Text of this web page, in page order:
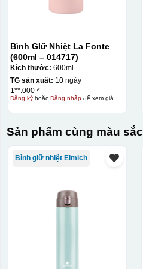
Hộp diêm định hình quai xách
Bình GIữ Nhiệt La Fonte
(600ml – 014717)
Kích thước: 600ml
TG sản xuất: 10 ngày
1**.000 ₫
Đăng kýhoặc Đăng nhậpđể xem giá
Sản phẩm cùng màu sắc
Bình giữ nhiệt Elmich